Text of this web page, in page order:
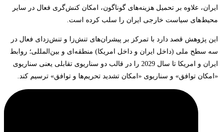
ایران، علاوه بر تحمیل هزینه‌های گوناگون، امکان کنش‌گری فعال در سایر
محیط‌های سیاست خارجی ایران را سلب کرده است.
این پژوهش قصد دارد با تمرکز بر پیشران‌های تنش‌زا و تنش‌زدای فعال در
سه سطح ملی (داخل ایران و داخل امریکا) منطقه‌ای و بین‌المللی؛ روابط
ایران و امریکا تا سال 2029 را در قالب دو سناریوی تقابلی یعنی سناریوی
«امکان توافق» و سناریوی «امکان تشدید تحریم‌ها و توافق» ترسیم کند.